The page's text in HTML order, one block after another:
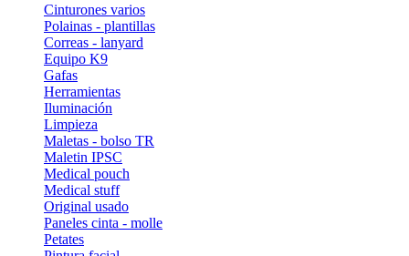
Cinturones varios
Polainas - plantillas
Correas - lanyard
Equipo K9
Gafas
Herramientas
Iluminación
Limpieza
Maletas - bolso TR
Maletin IPSC
Medical pouch
Medical stuff
Original usado
Paneles cinta - molle
Petates